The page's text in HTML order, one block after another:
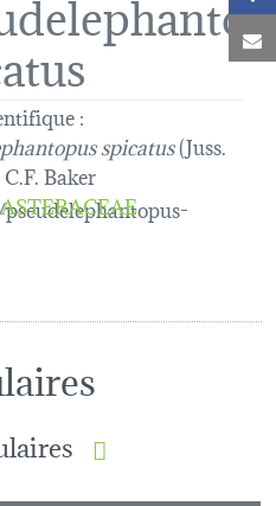
:
spicatus(Juss.
Baker
ASTERACEAE